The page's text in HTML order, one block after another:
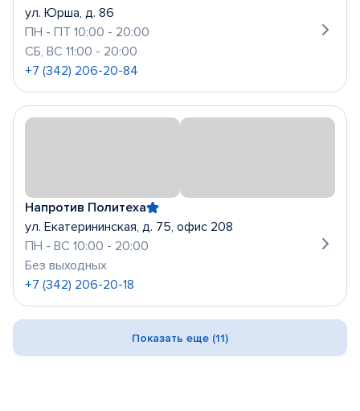
ул. Юрша, д. 86
ПН - ПТ 10:00 - 20:00
СБ, ВС 11:00 - 20:00
+7 (342) 206-20-84
Напротив Политеха
ул. Екатерининская, д. 75, офис 208
ПН - ВС 10:00 - 20:00
Без выходных
+7 (342) 206-20-18
Показать еще (11)